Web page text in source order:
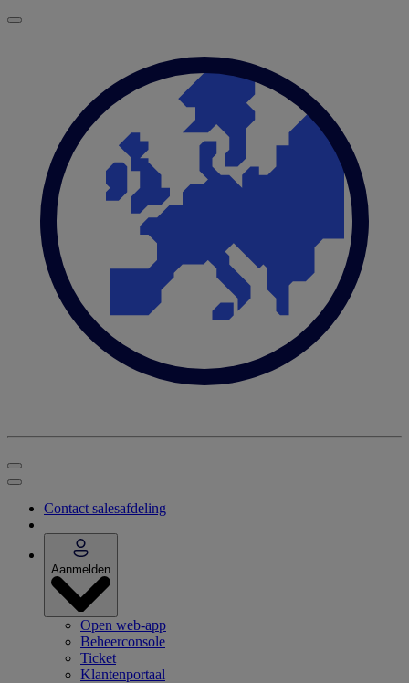
Contact salesafdeling
Aanmelden
Open web-app
Beheerconsole
Ticket
Klantenportaal